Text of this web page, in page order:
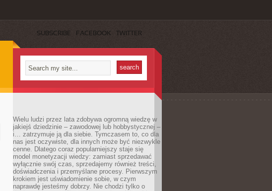
SUBSCRIBE FACEBOOK TWITTER
Wielu ludzi przez lata zdobywa ogromną wiedzę w
jakiejś dziedzinie – zawodowej lub hobbystycznej –
i… zatrzymuje ją dla siebie. Tymczasem to, co dla
nas jest oczywiste, dla innych może być niezwykle
cenne. Dlatego coraz popularniejszy staje się
model monetyzacji wiedzy: zamiast sprzedawać
wyłącznie swój czas, sprzedajemy również treści,
doświadczenia i przemyślane procesy. Pierwszym
krokiem jest uświadomienie sobie, w czym
naprawdę jesteśmy dobrzy. Nie chodzi tylko o